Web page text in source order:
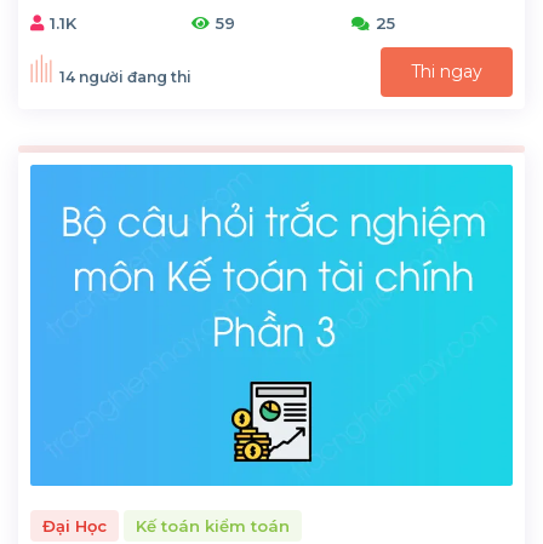
1.1K 59 25
14 người đang thi Thi ngay
Đại Học Kế toán kiểm toán